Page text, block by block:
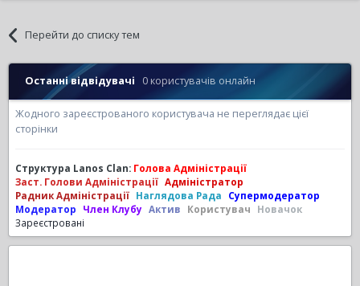
Перейти до списку тем
Останні відвідувачі 0 користувачів онлайн
Жодного зареєстрованого користувача не переглядає цієї
сторінки
Структура Lanos Clan: Голова Адміністрації
Заст. Голови Адміністрації Адміністратор
Радник Адміністрації Наглядова Рада
Супермодератор
Модератор
Член Клубу Актив Користувач
Новачок
Зареєстровані